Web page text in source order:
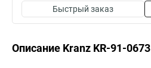
Быстрый заказ
Описание Kranz KR-91-0673